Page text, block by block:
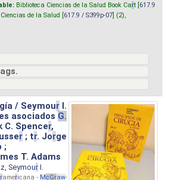
Biblioteca Ciencias de la Salud Book Cart [ 617.9
de la Salud [ 617.9 / S399p-07 ] (2),
/ Seymour I.
es asociados G.
C. Spencer,
r ; tr. Jorge
;
T. Adams
Seymour I.
ramericana - McGraw-